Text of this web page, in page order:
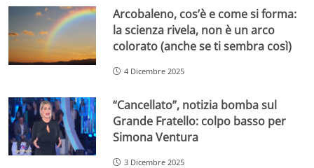
Arcobaleno, cos’è e come si forma:
la scienza rivela, non è un arco
colorato (anche se ti sembra così)
4 Dicembre 2025
“Cancellato”, notizia bomba sul
Grande Fratello: colpo basso per
Simona Ventura
3 Dicembre 2025